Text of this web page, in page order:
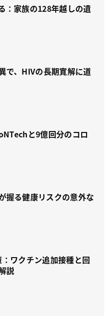
：家族の128年越しの遺
で、HIVの長期寛解に道
と9億回分のコロ
握る健康リスクの意外な
ワクチン追加接種と回
説